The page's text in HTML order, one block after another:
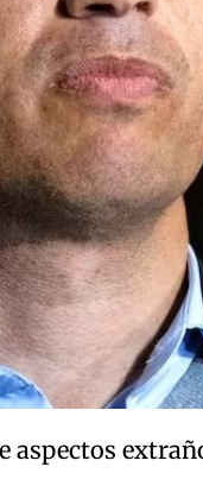
aspectos